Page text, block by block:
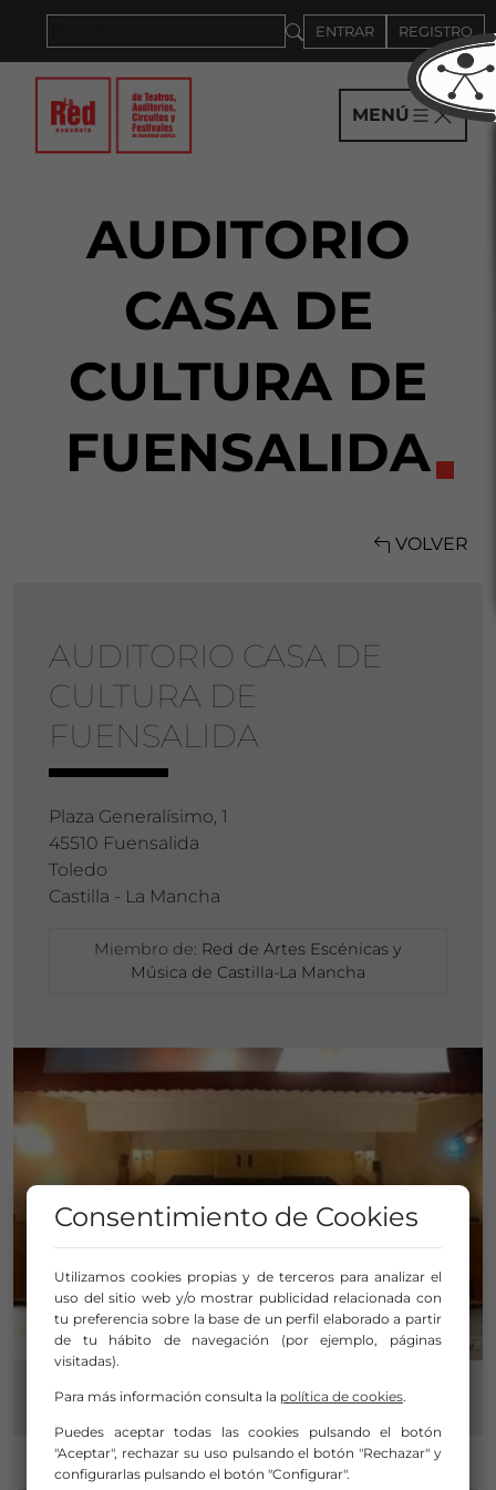
ENTRAR REGISTRO
MENÚ
AUDITORIO
CASA DE
CULTURA DE
FUENSALIDA
VOLVER
AUDITORIO CASA DE
CULTURA DE
FUENSALIDA
Plaza Generalísimo, 1
45510 Fuensalida
Toledo
Castilla - La Mancha
Miembro de: Red de Artes Escénicas y
Música de Castilla-La Mancha
Consentimiento de Cookies
Utilizamos cookies propias y de terceros para analizar el
uso del sitio web y/o mostrar publicidad relacionada con
tu preferencia sobre la base de un perfil elaborado a partir
de tu hábito de navegación (por ejemplo, páginas
visitadas).
Para más información consulta la política de cookies.
Puedes aceptar todas las cookies pulsando el botón
"Aceptar", rechazar su uso pulsando el botón "Rechazar" y
configurarlas pulsando el botón "Configurar".